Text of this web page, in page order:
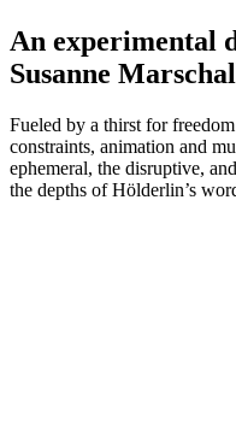
An experimental
Susanne
Fueled by a thirst for
constraints, animation and
ephemeral, the disruptive,
the depths of Hölderlin’s